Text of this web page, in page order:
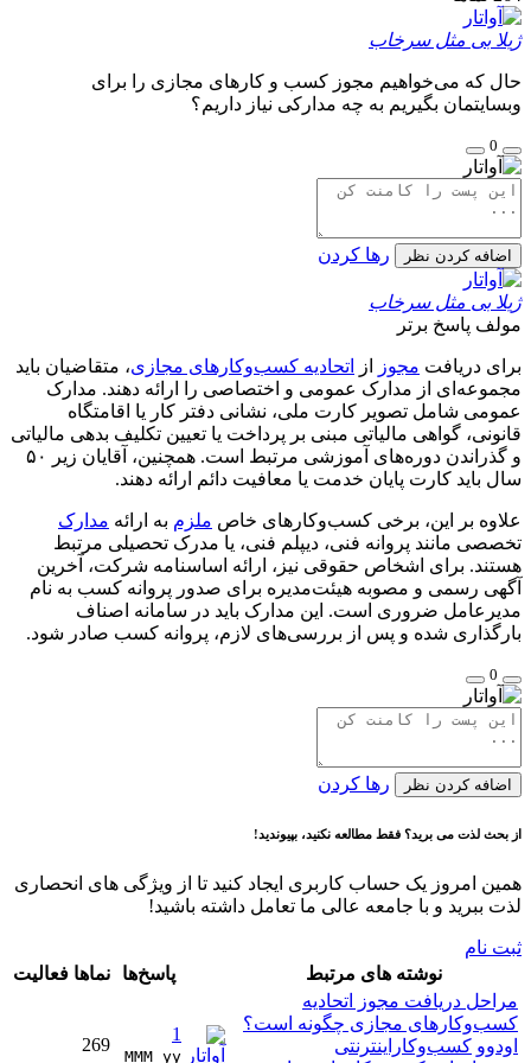
بی مثل سرخاب
که می‌خواهیم مجوز کسب و کارهای مجازی را برای
بگیریم به چه مدارکی نیاز داریم؟
کردن نظر رها کردن
بی مثل سرخاب
پاسخ برتر
دریافتمجوزازاتحادیه کسب‌وکارهای مجازی، متقاضیان باید
از مدارک عمومی و اختصاصی را ارائه دهند. مدارک
شامل تصویر کارت ملی، نشانی دفتر کار یا اقامتگاه
گواهی مالیاتی مبنی بر پرداخت یا تعیین تکلیف بدهی مالیاتی
و گذراندن دوره‌های آموزشی مرتبط است. همچنین، آقایان زیر ۵۰
کارت پایان خدمت یا معافیت دائم ارائه دهند.
بر این، برخی کسب‌وکارهای خاصملزم به ارائه مدارک
مانند پروانه فنی، دیپلم فنی، یا مدرک تحصیلی مرتبط
برای اشخاص حقوقی نیز، ارائه اساسنامه شرکت، آخرین
رسمی و مصوبه هیئت‌مدیره برای صدور پروانه کسب به نام
ضروری است. این مدارک باید در سامانه اصناف
شده و پس از بررسی‌های لازم، پروانه کسب صادر شود.
کردن نظر رها کردن
لذت می برید؟ فقط مطالعه نکنید، بپیوندید!
امروز یک حساب کاربری ایجاد کنید تا از ویژگی های انحصاری
و با جامعه عالی ما تعامل داشته باشید!
نوشته های مرتبط
پاسخ‌ها نماها
فعالیت
دریافت مجوز اتحادیه
مجازی چگونه است؟
کسب‌و‌کاراینترنتی
1
MMM yy